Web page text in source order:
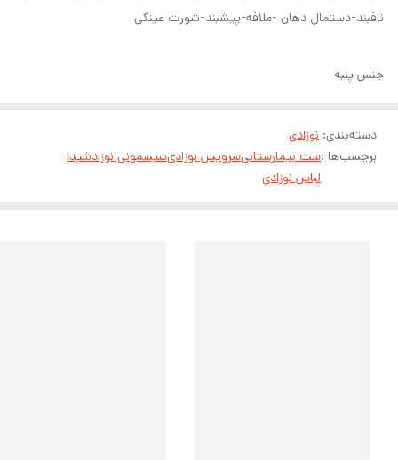
نافبند-دستمال دهان -ملافه-پیشبند-شورت عینکی
جنس پنبه
دسته‌بندی: نوزادی
برچسب‌ها :ست بیمارستانیسرویس نوزادیسیسمونی نوزادشیدا
لباس نوزادی